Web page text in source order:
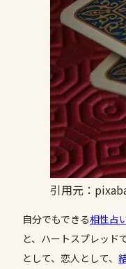
引用元：
自分でもできる相性占
と、ハートスプレッド
として、恋人として、